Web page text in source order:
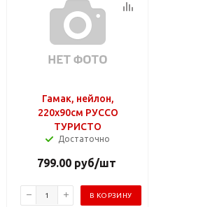
Гамак, нейлон,
220х90см РУССО
ТУРИСТО
Достаточно
799.00руб/шт
В КОРЗИНУ